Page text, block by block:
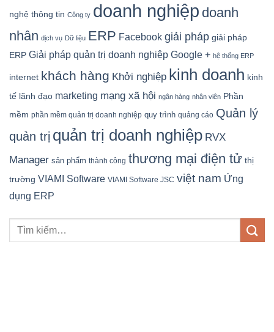
nghệ thông tin Công ty doanh nghiệp doanh
nhân dịch vụ Dữ liệu ERP Facebook giải pháp giải pháp
ERP Giải pháp quản trị doanh nghiệp Google + hệ thống ERP
internet khách hàng Khởi nghiệp kinh doanh kinh
tế lãnh đạo marketing mạng xã hội ngân hàng nhân viên Phần
mềm phần mềm quản trị doanh nghiệp quy trình quảng cáo Quản lý
quản trị quản trị doanh nghiệp RVX
Manager sản phẩm thành công thương mại điện tử thị
trường VIAMI Software VIAMI Software JSC việt nam Ứng
dụng ERP